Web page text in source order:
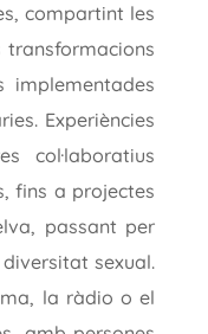
compartint les
transformacions
implementades
Experiències
col·laboratius
fins a projectes
passant per
sexual.
la ràdio o el